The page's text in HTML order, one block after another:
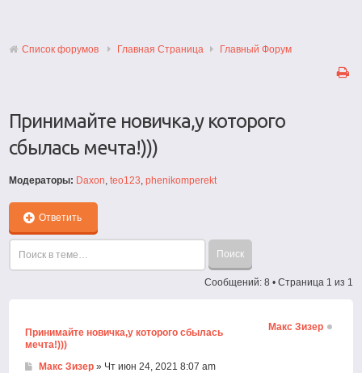
Список форумов Главная Страница Главный Форум
Принимайте новичка,у которого
сбылась мечта!)))
Модераторы: Daxon,teo123,phenikomperekt
Ответить
Сообщений: 8 • Страница 1 из 1
Принимайте новичка,у которого сбылась
мечта!)))
Макс Зизер » Чт июн 24, 2021 8:07 am
Макс Зизер